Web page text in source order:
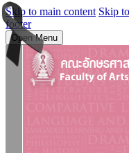
Skip to main content Skip
footer
Open Menu